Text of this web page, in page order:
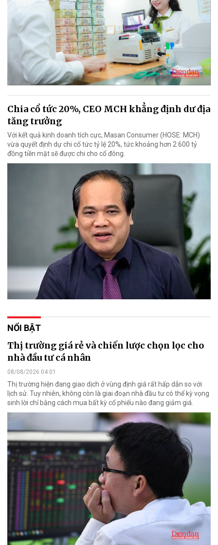
Chia cổ tức 20%, CEO MCH khẳng định dư địa
tăng trưởng
Với kết quả kinh doanh tích cực, Masan Consumer (HOSE: MCH)
vừa quyết định dự chi cổ tức tỷ lệ 20%, tức khoảng hơn 2.600 tỷ
đồng tiền mặt sẽ được chi cho cổ đông.
NỔI BẬT
Thị trường giá rẻ và chiến lược chọn lọc cho
nhà đầu tư cá nhân
08/08/2026 04:01
Thị trường hiện đang giao dịch ở vùng định giá rất hấp dẫn so với
lịch sử. Tuy nhiên, không còn là giai đoạn nhà đầu tư có thể kỳ vọng
sinh lời chỉ bằng cách mua bất kỳ cổ phiếu nào đang giảm giá.